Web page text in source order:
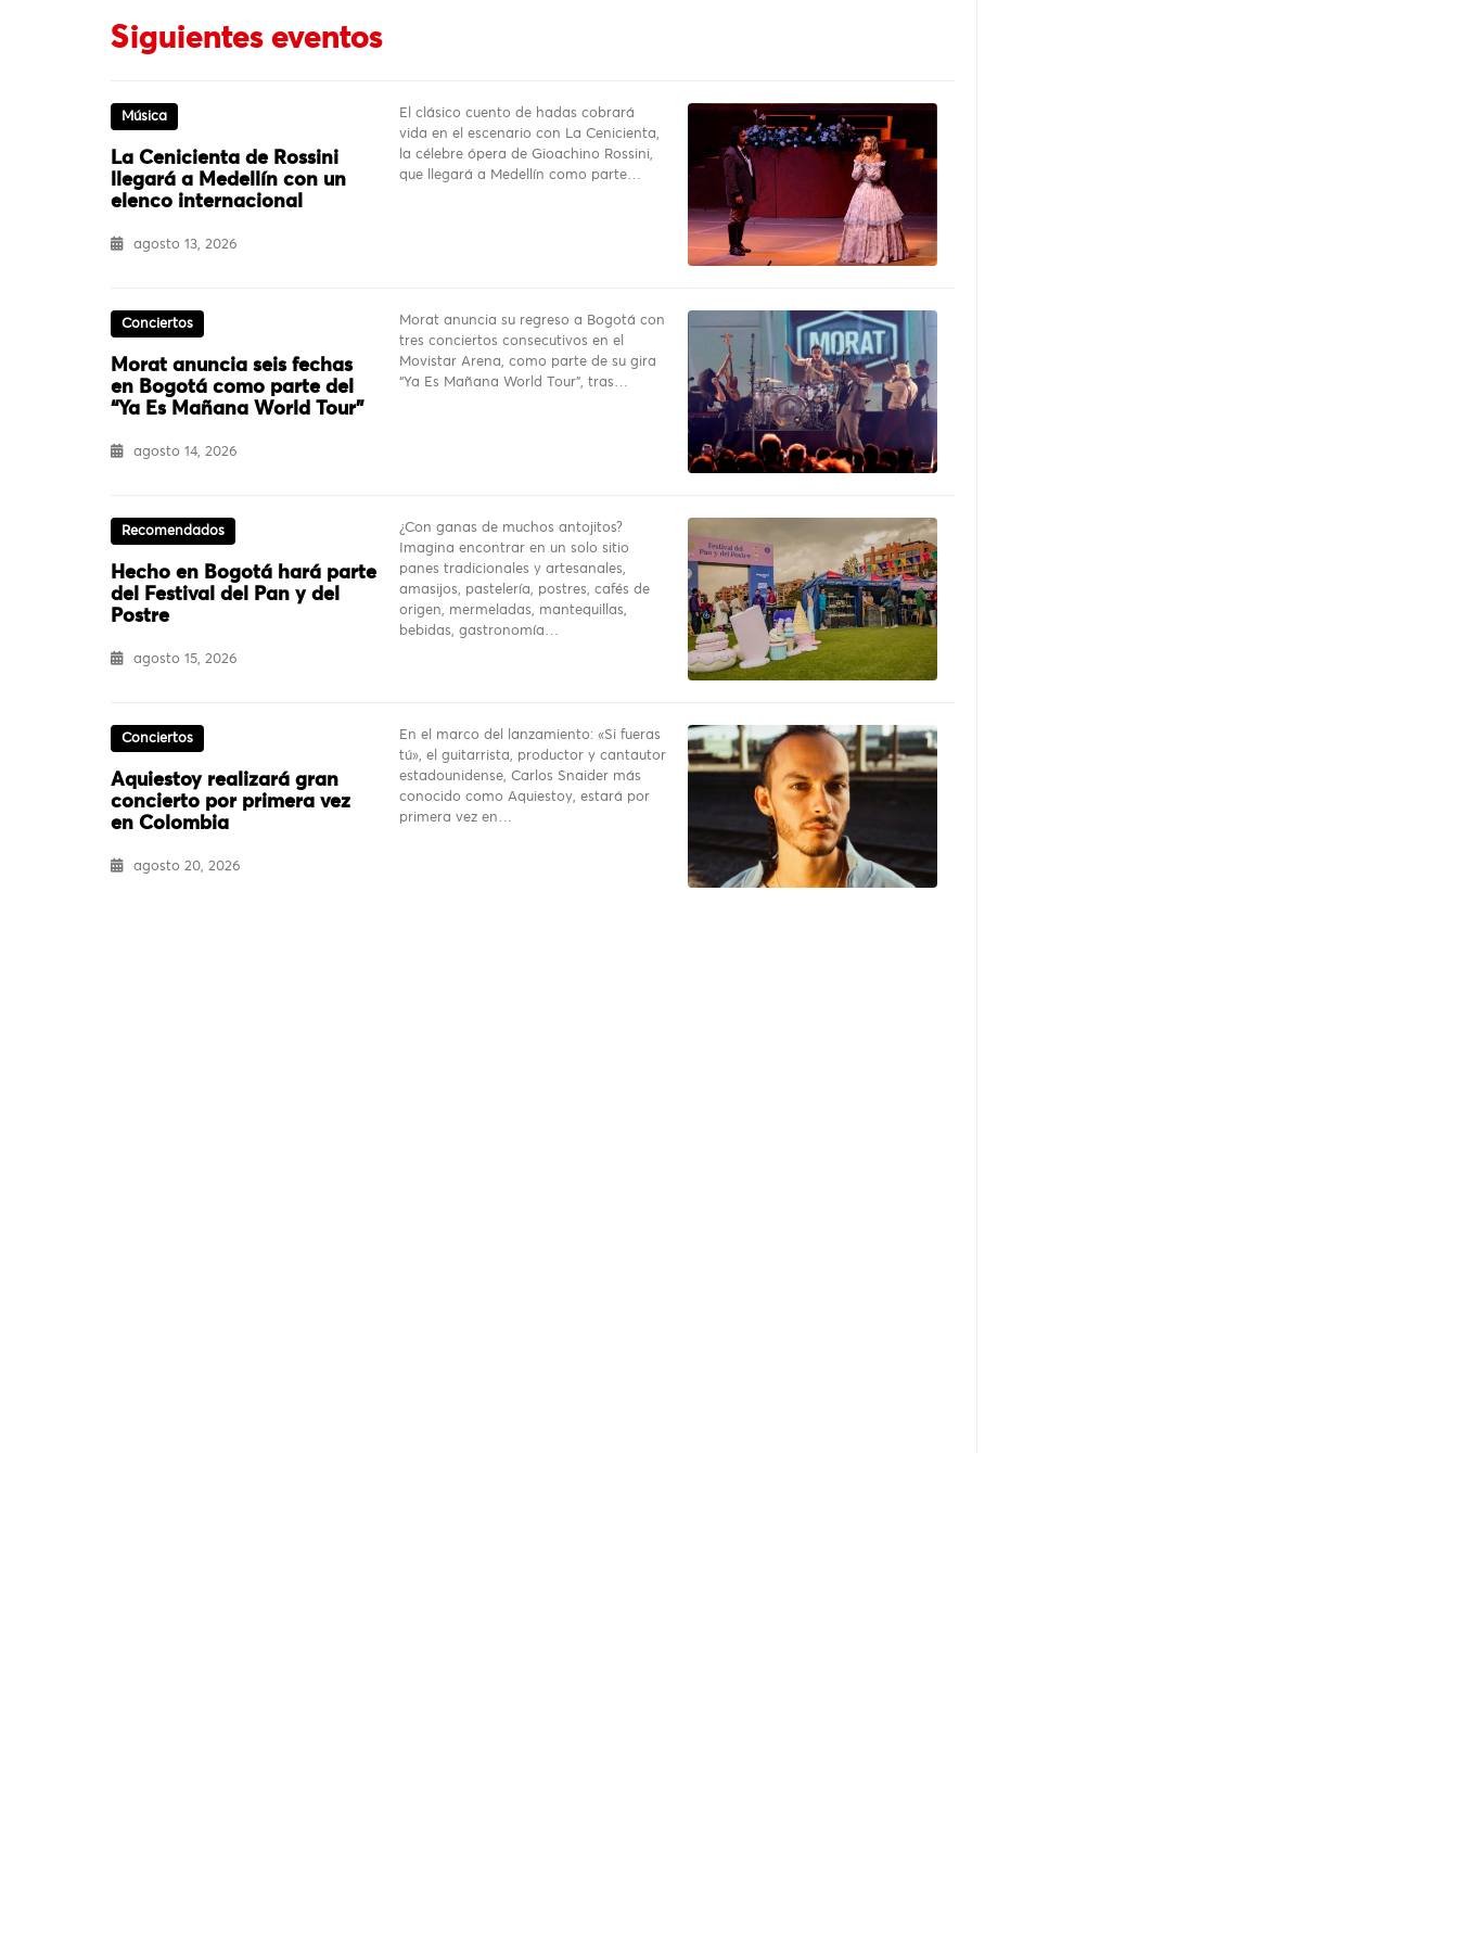
Siguientes eventos
Música
La Cenicienta de Rossini
llegará a Medellín con un
elenco internacional
agosto 13, 2026
El clásico cuento de hadas cobrará
vida en el escenario con La Cenicienta,
la célebre ópera de Gioachino Rossini,
que llegará a Medellín como parte…
Conciertos
Morat anuncia seis fechas
en Bogotá como parte del
“Ya Es Mañana World Tour”
agosto 14, 2026
Morat anuncia su regreso a Bogotá con
tres conciertos consecutivos en el
Movistar Arena, como parte de su gira
“Ya Es Mañana World Tour”, tras…
Recomendados
Hecho en Bogotá hará parte
del Festival del Pan y del
Postre
agosto 15, 2026
¿Con ganas de muchos antojitos?
Imagina encontrar en un solo sitio
panes tradicionales y artesanales,
amasijos, pastelería, postres, cafés de
origen, mermeladas, mantequillas,
bebidas, gastronomía…
Conciertos
Aquiestoy realizará gran
concierto por primera vez
en Colombia
agosto 20, 2026
En el marco del lanzamiento: «Si fueras
tú», el guitarrista, productor y cantautor
estadounidense, Carlos Snaider más
conocido como Aquiestoy, estará por
primera vez en…